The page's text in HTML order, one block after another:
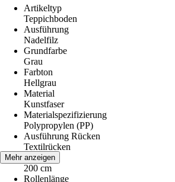
Artikeltyp
Teppichboden
Ausführung
Nadelfilz
Grundfarbe
Grau
Farbton
Hellgrau
Material
Kunstfaser
Materialspezifizierung
Polypropylen (PP)
Ausführung Rücken
Textilrücken
Breite
200 cm
Rollenlänge
Mehr anzeigen